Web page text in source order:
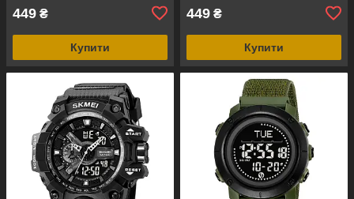
449 ₴
Купити
449 ₴
Купити